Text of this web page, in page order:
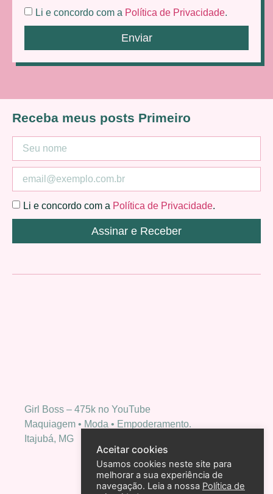
Li e concordo com a Política de Privacidade.
Enviar
Girl Boss – 475k no YouTube
Maquiagem • Moda • Empoderamento.
Itajubá, MG
Receba meus posts Primeiro
Li e concordo com a Política de Privacidade.
Assinar e Receber
Aceitar cookies
Usamos cookies neste site para
melhorar a sua experiência de
navegação. Leia a nossa Política de